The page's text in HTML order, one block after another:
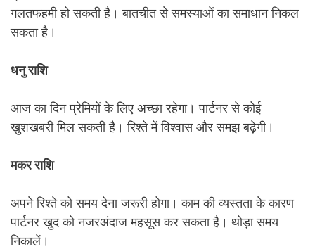
गलतफहमी हो सकती है। बातचीत से समस्याओं का समाधान निकल
सकता है।
धनु राशि
आज का दिन प्रेमियों के लिए अच्छा रहेगा। पार्टनर से कोई
खुशखबरी मिल सकती है। रिश्ते में विश्वास और समझ बढ़ेगी।
मकर राशि
अपने रिश्ते को समय देना जरूरी होगा। काम की व्यस्तता के कारण
पार्टनर खुद को नजरअंदाज महसूस कर सकता है। थोड़ा समय
निकालें।